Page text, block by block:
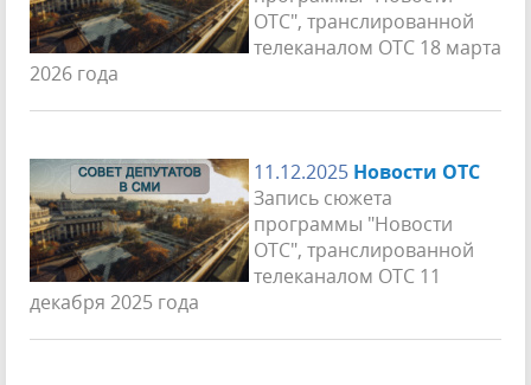
ОТС", транслированной
телеканалом ОТС 18 марта
2026 года
11.12.2025 Новости ОТС
Запись сюжета
программы "Новости
ОТС", транслированной
телеканалом ОТС 11
декабря 2025 года